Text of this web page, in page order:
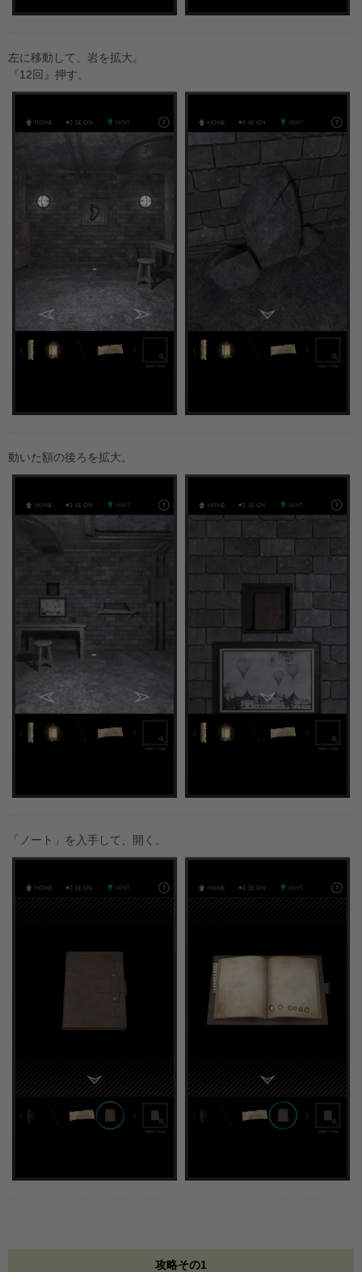
左に移動して、岩を拡大。
『12回』押す。
動いた額の後ろを拡大。
「ノート」を入手して、開く。
攻略その1